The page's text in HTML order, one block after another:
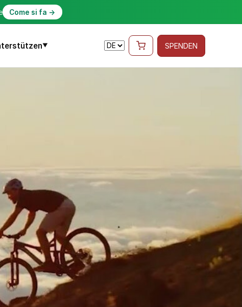
Come si fa →
▼ SPENDEN